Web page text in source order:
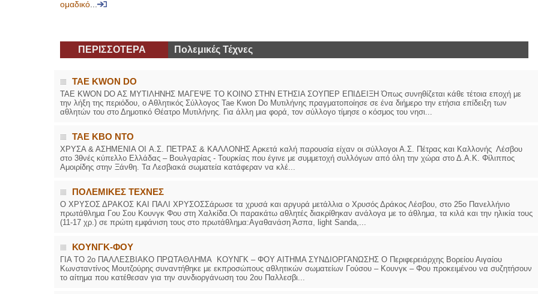
ομαδικό...
ΠΕΡΙΣΣΟΤΕΡΑ Πολεμικές Τέχνες
TAE KWON DO
TAE KWON DO AΣ ΜΥΤΙΛΗΝΗΣ ΜΑΓΕΨΕ ΤΟ ΚΟΙΝΟ ΣΤΗΝ ΕΤΗΣΙΑ ΣΟΥΠΕΡ ΕΠΙΔΕΙΞΗ Όπως συνηθίζεται κάθε τέτοια εποχή με
την λήξη της περιόδου, ο Αθλητικός Σύλλογος Tae Kwon Do Μυτιλήνης πραγματοποίησε σε ένα διήμερο την ετήσια επίδειξη των
αθλητών του στο Δημοτικό Θέατρο Μυτιλήνης. Για άλλη μια φορά, τον σύλλογο τίμησε ο κόσμος του νησι...
ΤΑΕ ΚΒΟ ΝΤΟ
ΧΡΥΣΑ & ΑΣΗΜΕΝΙΑ ΟI Α.Σ. ΠΕΤΡΑΣ & ΚΑΛΛΟΝΗΣ Αρκετά καλή παρουσία είχαν οι σύλλογοι Α.Σ. Πέτρας και Καλλονής Λέσβου
στο 3θνές κύπελλο Ελλάδας – Βουλγαρίας - Τουρκίας που έγινε με συμμετοχή συλλόγων από όλη την χώρα στο Δ.Α.Κ. Φίλιππος
Αμοιρίδης στην Ξάνθη. Τα Λεσβιακά σωματεία κατάφεραν να κλέ...
ΠΟΛΕΜΙΚΕΣ ΤΕΧΝΕΣ
Ο ΧΡΥΣΟΣ ΔΡΑΚΟΣ ΚΑΙ ΠΑΛΙ ΧΡΥΣΟΣΣάρωσε τα χρυσά και αργυρά μετάλλια ο Χρυσός Δράκος Λέσβου, στο 25ο Πανελλήνιο
πρωτάθλημα Γου Σου Κουνγκ Φου στη Χαλκίδα.Οι παρακάτω αθλητές διακρίθηκαν ανάλογα με το άθλημα, τα κιλά και την ηλικία τους
(11-17 χρ.) σε πρώτη εμφάνιση τους στο πρωτάθλημα:Αγαθανάση Άσπα, light Sanda,...
ΚΟΥΝΓΚ-ΦΟΥ
ΓΙΑ ΤΟ 2ο ΠΑΛΛΕΣΒΙΑΚΟ ΠΡΩΤΑΘΛΗΜΑ ΚΟΥΝΓΚ – ΦΟΥ ΑΙΤΗΜΑ ΣΥΝΔΙΟΡΓΑΝΩΣΗΣ Ο Περιφερειάρχης Βορείου Αιγαίου
Κωνσταντίνος Μουτζούρης συναντήθηκε με εκπροσώπους αθλητικών σωματείων Γούσου – Κουνγκ – Φου προκειμένου να συζητήσουν
το αίτημα που κατέθεσαν για την συνδιοργάνωση του 2ου Παλλεσβι...